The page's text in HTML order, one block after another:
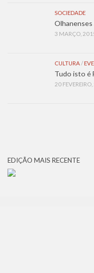
SOCIEDADE
Olhanenses
3 MARÇO,
CULTURA/
Tudo isto é
20
EDIÇÃO MAIS RECENTE